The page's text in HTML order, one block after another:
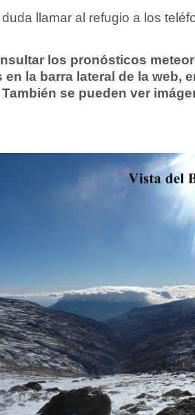
llamar al refugio a los
los pronósticos
la barra lateral de la web,
se pueden ver